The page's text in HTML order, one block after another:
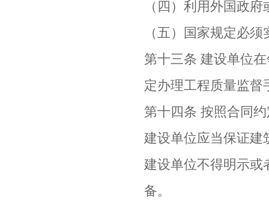
（四）利用外国政
（五）国家规定必
第十三条 建设单位
定办理工程质量监督
第十四条 按照合同
建设单位应当保证建
建设单位不得明示或
备。